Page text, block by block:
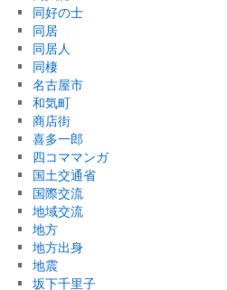
同好の士
同居
同居人
同棲
名古屋市
和気町
商店街
喜多一郎
四コママンガ
国土交通省
国際交流
地域交流
地方
地方出身
地震
坂下千里子